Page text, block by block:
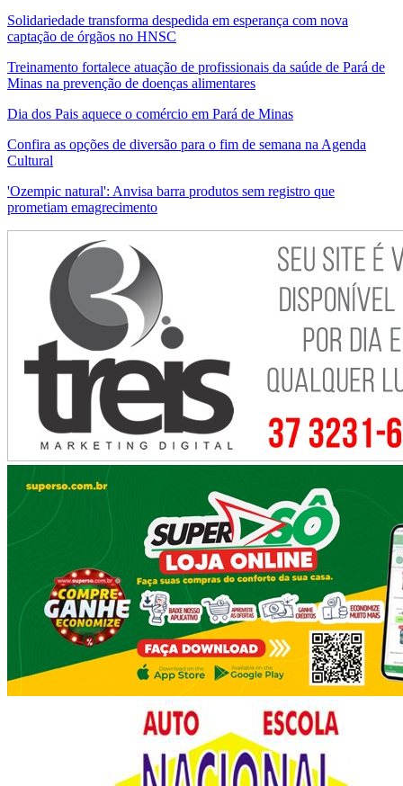
Solidariedade transforma despedida em esperança com nova
captação de órgãos no HNSC
Treinamento fortalece atuação de profissionais da saúde de Pará de
Minas na prevenção de doenças alimentares
Dia dos Pais aquece o comércio em Pará de Minas
Confira as opções de diversão para o fim de semana na Agenda
Cultural
'Ozempic natural': Anvisa barra produtos sem registro que
prometiam emagrecimento